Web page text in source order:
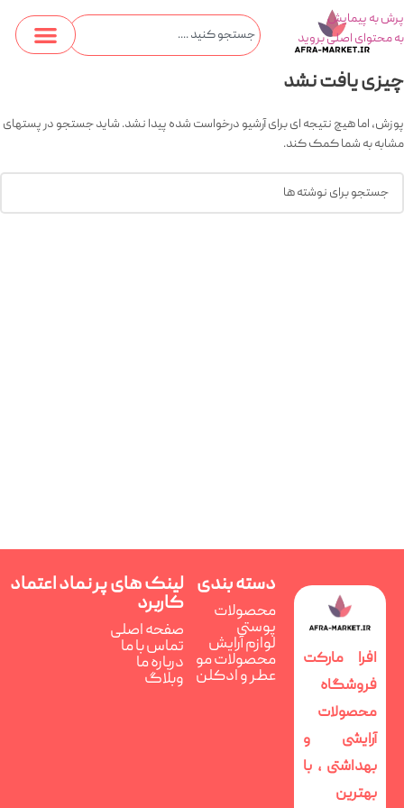
پرش به پیمایش
به محتوای اصلی بروید
چیزی یافت نشد
پوزش، اما هیچ نتیجه ای برای آرشیو درخواست شده پیدا نشد. شاید جستجو در پستهای
مشابه به شما کمک کند.
افرا مارکت
فروشگاه
محصولات
آرایشی و
بهداشتی ، با
بهترین
دسته بندی
محصولات
پوستی
لوازم آرایش
محصولات مو
عطر و ادکلن
لینک های پر
کاربرد
صفحه اصلی
تماس با ما
درباره ما
وبلاگ
نماد اعتماد